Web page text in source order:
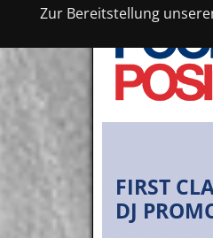
Zur Bereitstellung
FIRST
DJ